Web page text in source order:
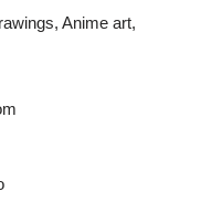
Anime art,